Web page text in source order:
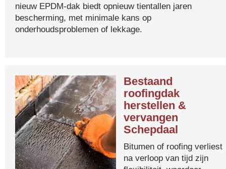
nieuw EPDM-dak biedt opnieuw tientallen jaren
bescherming, met minimale kans op
onderhoudsproblemen of lekkage.
Bestaand
roofingdak
herstellen &
vervangen
Schepdaal
Bitumen of roofing verliest
na verloop van tijd zijn